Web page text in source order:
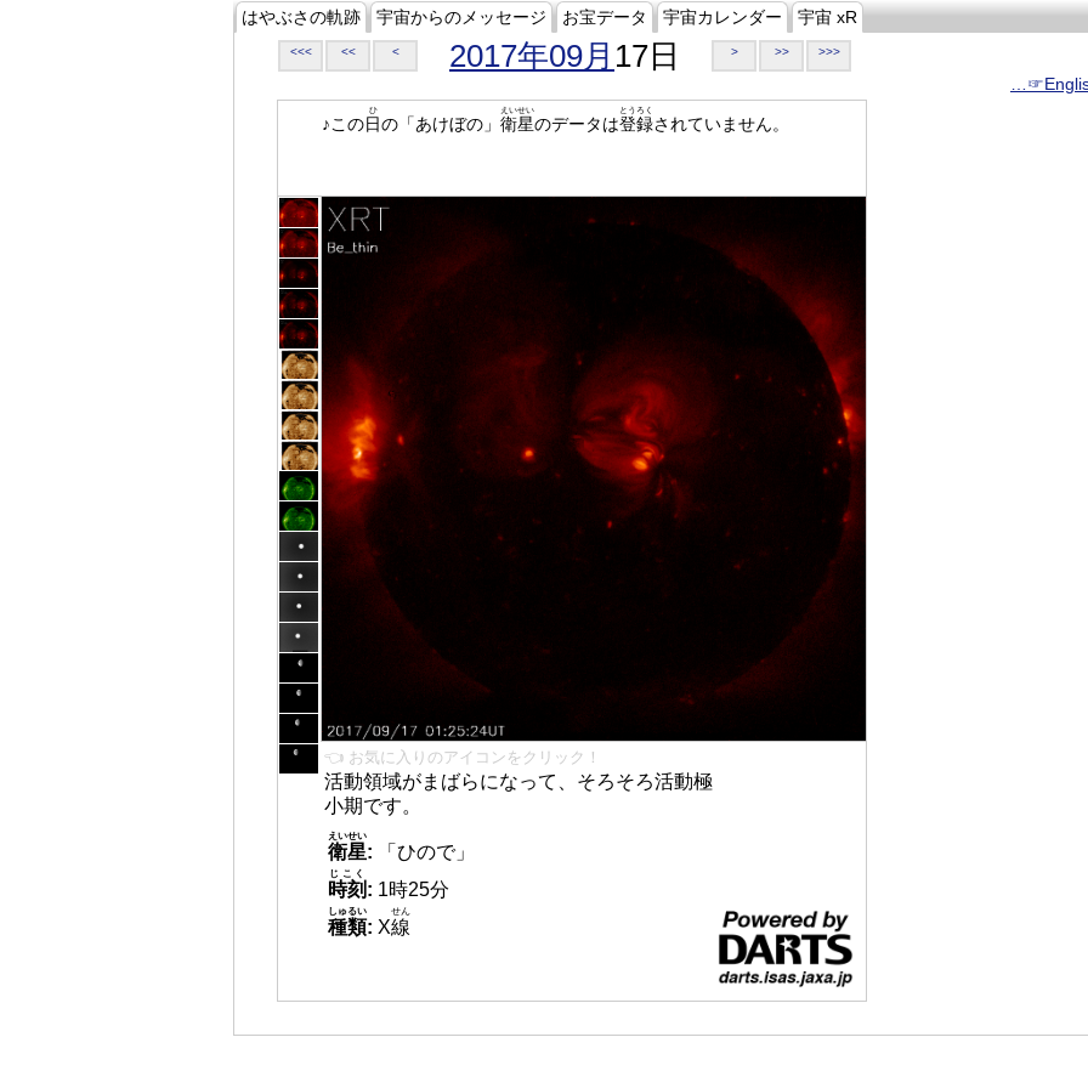
はやぶさの軌跡 宇宙からのメッセージ お宝データ 宇宙カレンダー 宇宙 xR
<<< << < 2017年09月 17日 > >> >>>
♪この日
ひ
の「あけぼの」 衛星
えいせい
のデータは登録
とうろく
されていません。
👈 お気に入りのアイコンをクリック！
活動領域がまばらになって、そろそろ活動極
小期です。
衛星
えいせい
:
「ひので」
時刻
じこく
: 1時25分
種類
しゅるい
: X線
せん